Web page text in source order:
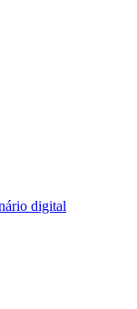
digital